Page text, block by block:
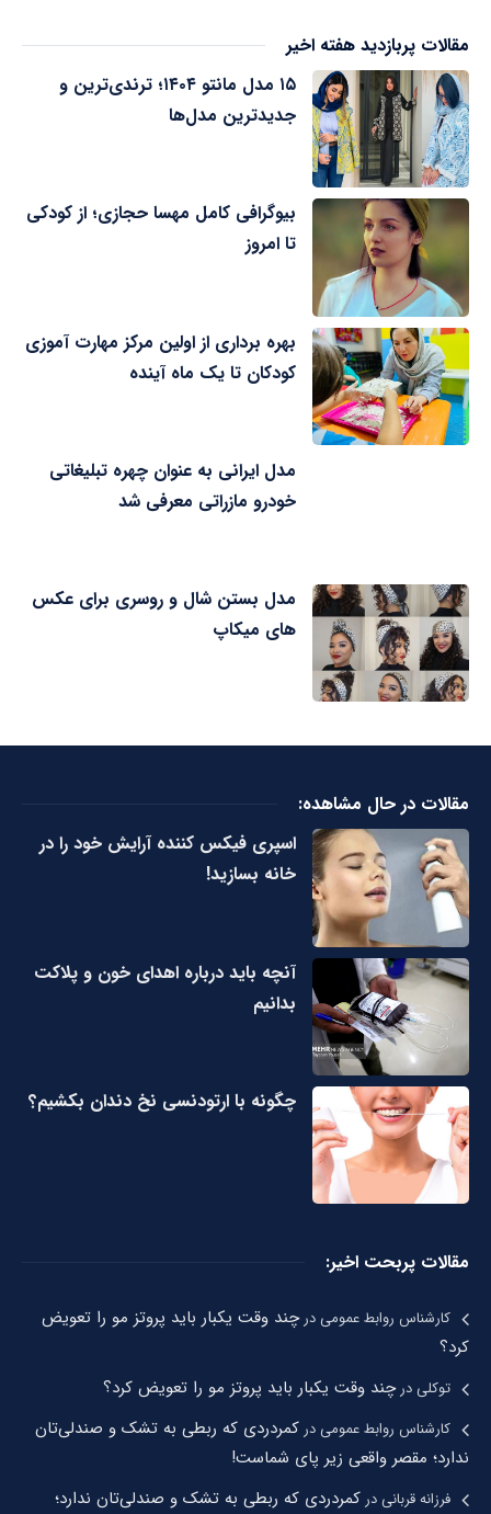
مقالات پربازدید هفته اخیر
۱۵ مدل مانتو ۱۴۰۴؛ ترندی‌ترین و
جدیدترین مدل‌ها
بیوگرافی کامل مهسا حجازی؛ از کودکی
تا امروز
بهره برداری از اولین مرکز مهارت آموزی
کودکان تا یک ماه آینده
مدل ایرانی به عنوان چهره تبلیغاتی
خودرو مازراتی معرفی شد
مدل بستن شال و روسری برای عکس
های میکاپ
مقالات در حال مشاهده:
اسپری فیکس کننده آرایش خود را در
خانه بسازید!
آنچه باید درباره اهدای خون و پلاکت
بدانیم
چگونه با ارتودنسی نخ دندان بکشیم؟
مقالات پربحت اخیر:
کارشناس روابط عمومیدرچند وقت یکبار باید پروتز مو را تعویض
کرد؟
توکلیدرچند وقت یکبار باید پروتز مو را تعویض کرد؟
کارشناس روابط عمومیدرکمردردی که ربطی به تشک و صندلی‌تان
ندارد؛ مقصر واقعی زیر پای شماست!
فرزانه قربانیدرکمردردی که ربطی به تشک و صندلی‌تان ندارد؛